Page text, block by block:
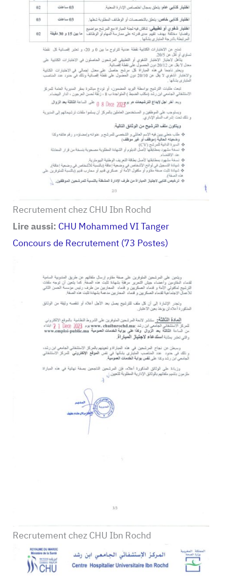
Recrutement chez CHU Ibn Rochd
Lire aussi: CHU Mohammed VI Tanger
Concours de Recrutement (73 Postes)
Recrutement chez CHU Ibn Rochd